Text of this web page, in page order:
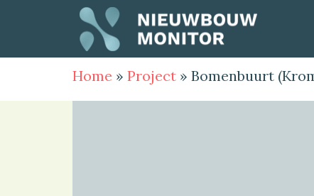
Home » Project » Bomenbuurt